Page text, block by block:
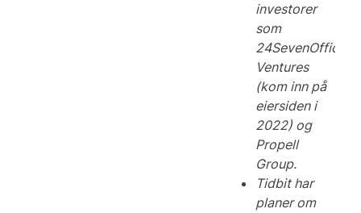
investorer
som
24SevenOffice
Ventures
(kom inn på
eiersiden i
2022) og
Propell
Group.
Tidbit har
planer om